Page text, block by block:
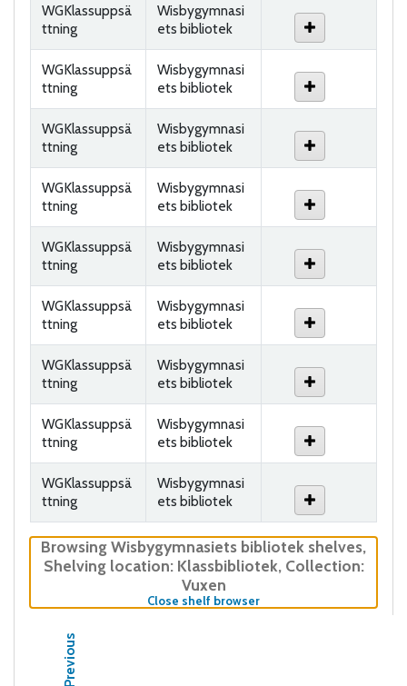
WGKlassuppsä
ttning
Wisbygymnasi
ets bibliotek
WGKlassuppsä
ttning
Wisbygymnasi
ets bibliotek
WGKlassuppsä
ttning
Wisbygymnasi
ets bibliotek
WGKlassuppsä
ttning
Wisbygymnasi
ets bibliotek
WGKlassuppsä
ttning
Wisbygymnasi
ets bibliotek
WGKlassuppsä
ttning
Wisbygymnasi
ets bibliotek
WGKlassuppsä
ttning
Wisbygymnasi
ets bibliotek
WGKlassuppsä
ttning
Wisbygymnasi
ets bibliotek
WGKlassuppsä
ttning
Wisbygymnasi
ets bibliotek
Browsing Wisbygymnasiets bibliotek shelves,
Shelving location:Klassbibliotek, Collection:
Vuxen
Close shelf browser(Hides shelf browser)
Previous